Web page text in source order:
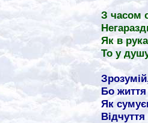
З часом
Як в
То у
Бо життя
Як